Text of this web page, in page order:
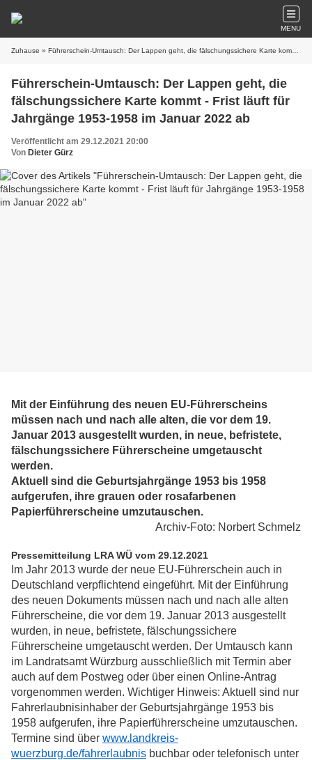
MENU
Zuhause » Führerschein-Umtausch: Der Lappen geht, die fälschungssichere Karte kommt - Frist läuft für Jahrgänge 1953-1958 im Januar 2022 ab
Führerschein-Umtausch: Der Lappen geht, die
fälschungssichere Karte kommt - Frist läuft für
Jahrgänge 1953-1958 im Januar 2022 ab
Veröffentlicht am 29.12.2021 20:00
Von Dieter Gürz
Mit der Einführung des neuen EU-Führerscheins
müssen nach und nach alle alten, die vor dem 19.
Januar 2013 ausgestellt wurden, in neue, befristete,
fälschungssichere Führerscheine umgetauscht
werden.
Aktuell sind die Geburtsjahrgänge 1953 bis 1958
aufgerufen, ihre grauen oder rosafarbenen
Papierführerscheine umzutauschen.
Archiv-Foto: Norbert Schmelz
Pressemitteilung LRA WÜ vom 29.12.2021
Im Jahr 2013 wurde der neue EU-Führerschein auch in
Deutschland verpflichtend eingeführt. Mit der Einführung
des neuen Dokuments müssen nach und nach alle alten
Führerscheine, die vor dem 19. Januar 2013 ausgestellt
wurden, in neue, befristete, fälschungssichere
Führerscheine umgetauscht werden. Der Umtausch kann
im Landratsamt Würzburg ausschließlich mit Termin aber
auch auf dem Postweg oder über einen Online-Antrag
vorgenommen werden. Wichtiger Hinweis: Aktuell sind nur
Fahrerlaubnisinhaber der Geburtsjahrgänge 1953 bis
1958 aufgerufen, ihre Papierführerscheine umzutauschen.
Termine sind über www.landkreis-
wuerzburg.de/fahrerlaubnis buchbar oder telefonisch unter